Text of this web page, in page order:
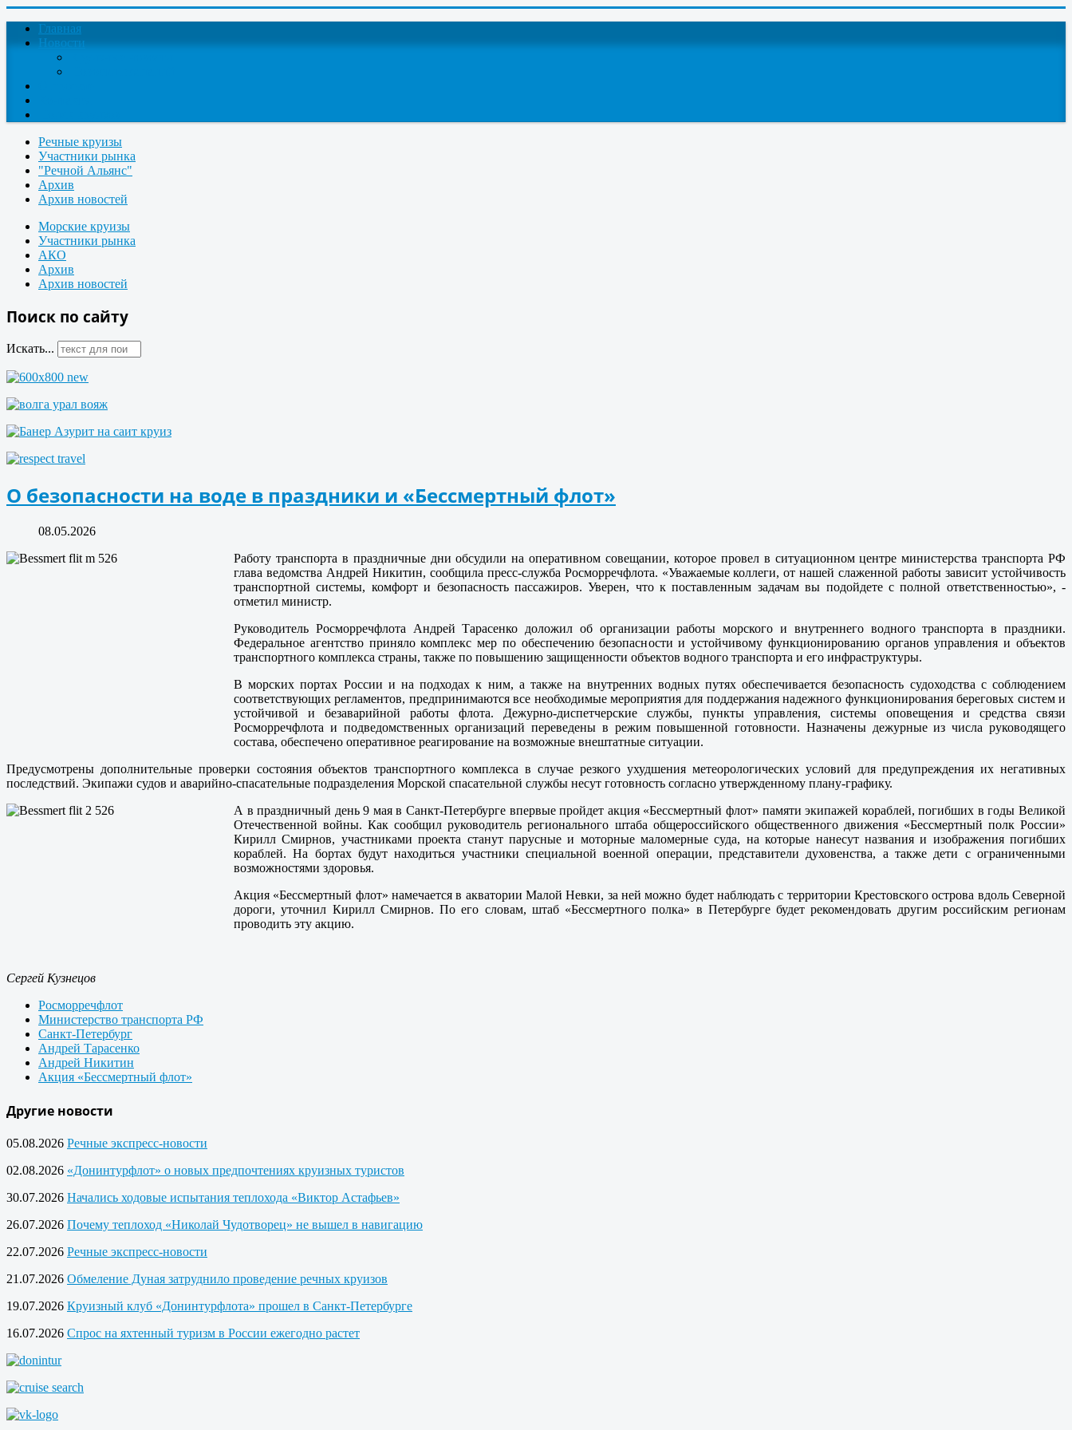
Главная
Новости
Речные круизы
Участники рынка
"Речной Альянс"
Архив
Архив новостей
Морские круизы
Участники рынка
АКО
Архив
Архив новостей
Поиск по сайту
Искать...
О безопасности на воде в праздники и «Бессмертный флот»
08.05.2026
Работу транспорта в праздничные дни обсудили на оперативном совещании, которое провел в ситуационном центре министерства транспорта РФ
глава ведомства Андрей Никитин, сообщила пресс-служба Росморречфлота. «Уважаемые коллеги, от нашей слаженной работы зависит устойчивость
транспортной системы, комфорт и безопасность пассажиров. Уверен, что к поставленным задачам вы подойдете с полной ответственностью», -
отметил министр.
Руководитель Росморречфлота Андрей Тарасенко доложил об организации работы морского и внутреннего водного транспорта в праздники.
Федеральное агентство приняло комплекс мер по обеспечению безопасности и устойчивому функционированию органов управления и объектов
транспортного комплекса страны, также по повышению защищенности объектов водного транспорта и его инфраструктуры.
В морских портах России и на подходах к ним, а также на внутренних водных путях обеспечивается безопасность судоходства с соблюдением
соответствующих регламентов, предпринимаются все необходимые мероприятия для поддержания надежного функционирования береговых систем и
устойчивой и безаварийной работы флота. Дежурно-диспетчерские службы, пункты управления, системы оповещения и средства связи
Росморречфлота и подведомственных организаций переведены в режим повышенной готовности. Назначены дежурные из числа руководящего
состава, обеспечено оперативное реагирование на возможные внештатные ситуации.
Предусмотрены дополнительные проверки состояния объектов транспортного комплекса в случае резкого ухудшения метеорологических условий для предупреждения их негативных
последствий. Экипажи судов и аварийно-спасательные подразделения Морской спасательной службы несут готовность согласно утвержденному плану-графику.
А в праздничный день 9 мая в Санкт-Петербурге впервые пройдет акция «Бессмертный флот» памяти экипажей кораблей, погибших в годы Великой
Отечественной войны. Как сообщил руководитель регионального штаба общероссийского общественного движения «Бессмертный полк России»
Кирилл Смирнов, участниками проекта станут парусные и моторные маломерные суда, на которые нанесут названия и изображения погибших
кораблей. На бортах будут находиться участники специальной военной операции, представители духовенства, а также дети с ограниченными
возможностями здоровья.
Акция «Бессмертный флот» намечается в акватории Малой Невки, за ней можно будет наблюдать с территории Крестовского острова вдоль Северной
дороги, уточнил Кирилл Смирнов. По его словам, штаб «Бессмертного полка» в Петербурге будет рекомендовать другим российским регионам
проводить эту акцию.
Сергей Кузнецов
Росморречфлот
Министерство транспорта РФ
Санкт-Петербург
Андрей Тарасенко
Андрей Никитин
Акция «Бессмертный флот»
Другие новости
05.08.2026 Речные экспресс-новости
02.08.2026 «Донинтурфлот» о новых предпочтениях круизных туристов
30.07.2026 Начались ходовые испытания теплохода «Виктор Астафьев»
26.07.2026 Почему теплоход «Николай Чудотворец» не вышел в навигацию
22.07.2026 Речные экспресс-новости
21.07.2026 Обмеление Дуная затруднило проведение речных круизов
19.07.2026 Круизный клуб «Донинтурфлота» прошел в Санкт-Петербурге
16.07.2026 Спрос на яхтенный туризм в России ежегодно растет